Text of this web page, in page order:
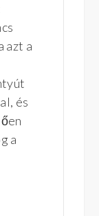
azt a
és
a